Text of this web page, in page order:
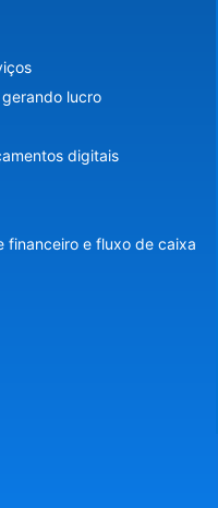
lucro
digitais
financeiro e fluxo de caixa